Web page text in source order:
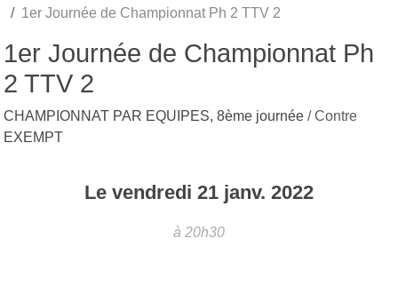
1er Journée de Championnat Ph 2 TTV 2
1er Journée de Championnat Ph
2 TTV 2
CHAMPIONNAT PAR EQUIPES, 8ème journée / Contre
EXEMPT
Le vendredi 21 janv. 2022
à 20h30